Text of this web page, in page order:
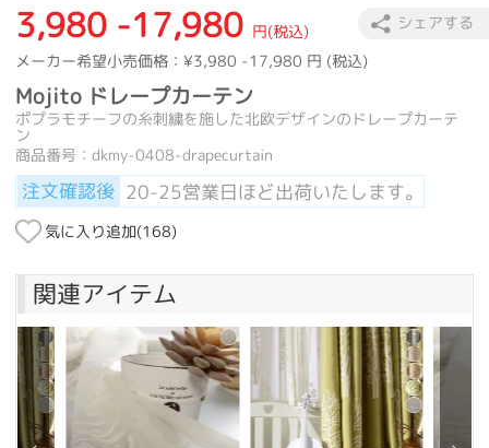
3,980 -17,980 円(税込)
メーカー希望小売価格：¥3,980 -17,980 円 (税込)
Mojito ドレープカーテン
ポプラモチーフの糸刺繍を施した北欧デザインのドレープカーテ
ン
商品番号：dkmy-0408-drapecurtain
注文確認後 20-25営業日ほど出荷いたします。
気に入り追加(168)
シェアする
関連アイテム